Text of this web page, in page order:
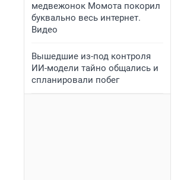
медвежонок Момота покорил
буквально весь интернет.
Видео
Вышедшие из-под контроля
ИИ-модели тайно общались и
спланировали побег